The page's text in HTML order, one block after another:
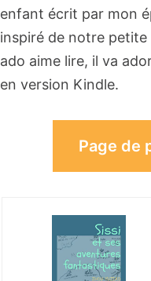
enfant écrit par mon
inspiré de notre
ado aime lire, il va
en version Kindle.
Page de